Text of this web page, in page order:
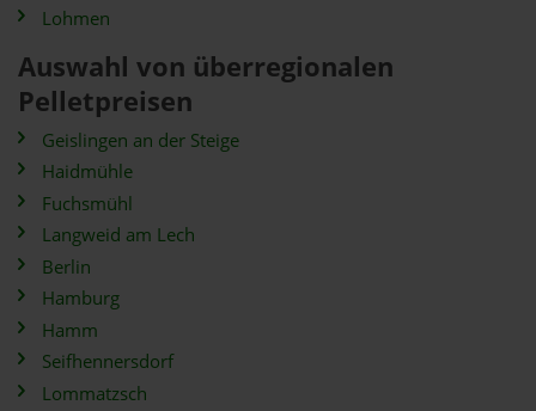
Lohmen
Auswahl von überregionalen
Pelletpreisen
Geislingen an der Steige
Haidmühle
Fuchsmühl
Langweid am Lech
Berlin
Hamburg
Hamm
Seifhennersdorf
Lommatzsch